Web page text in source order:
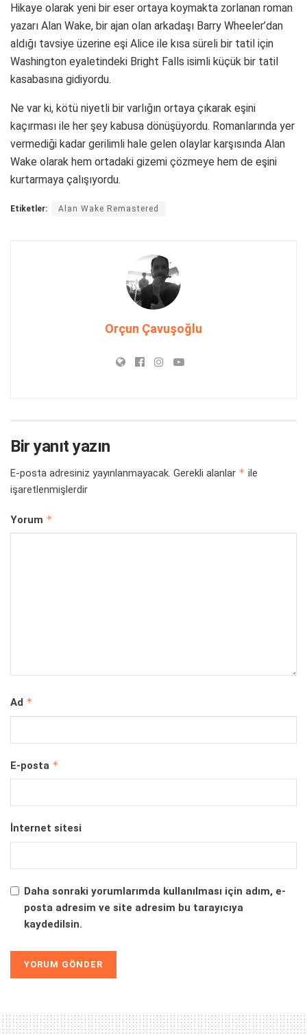
Hikaye olarak yeni bir eser ortaya koymakta zorlanan roman
yazarı Alan Wake, bir ajan olan arkadaşı Barry Wheeler’dan
aldığı tavsiye üzerine eşi Alice ile kısa süreli bir tatil için
Washington eyaletindeki Bright Falls isimli küçük bir tatil
kasabasına gidiyordu.
Ne var ki, kötü niyetli bir varlığın ortaya çıkarak eşini
kaçırması ile her şey kabusa dönüşüyordu. Romanlarında yer
vermediği kadar gerilimli hale gelen olaylar karşısında Alan
Wake olarak hem ortadaki gizemi çözmeye hem de eşini
kurtarmaya çalışıyordu.
Etiketler: Alan Wake Remastered
Orçun Çavuşoğlu
Bir yanıt yazın
E-posta adresiniz yayınlanmayacak. Gerekli alanlar * ile
işaretlenmişlerdir
Yorum *
Ad *
E-posta *
İnternet sitesi
Daha sonraki yorumlarımda kullanılması için adım, e-
posta adresim ve site adresim bu tarayıcıya
kaydedilsin.